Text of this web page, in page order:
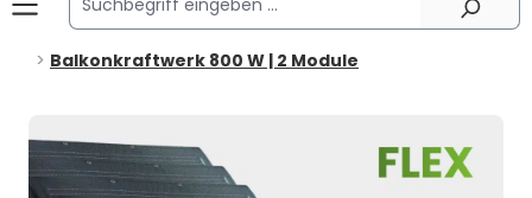
Balkonkraftwerk 800 W | 2 Module